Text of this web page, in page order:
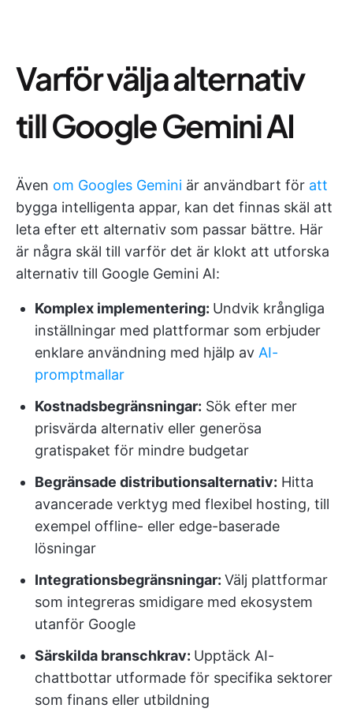
Varför välja alternativ
till Google Gemini AI
Även om Googles Gemini är användbart för att
bygga intelligenta appar, kan det finnas skäl att
leta efter ett alternativ som passar bättre. Här
är några skäl till varför det är klokt att utforska
alternativ till Google Gemini AI:
Komplex implementering: Undvik krångliga
inställningar med plattformar som erbjuder
enklare användning med hjälp av AI-
promptmallar
Kostnadsbegränsningar: Sök efter mer
prisvärda alternativ eller generösa
gratispaket för mindre budgetar
Begränsade distributionsalternativ: Hitta
avancerade verktyg med flexibel hosting, till
exempel offline- eller edge-baserade
lösningar
Integrationsbegränsningar: Välj plattformar
som integreras smidigare med ekosystem
utanför Google
Särskilda branschkrav: Upptäck AI-
chattbottar utformade för specifika sektorer
som finans eller utbildning